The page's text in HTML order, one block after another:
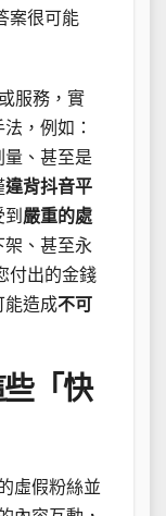
案很可能
服務，實
，例如：
、甚至是
違背抖音平
嚴重的處
架、甚至永
付出的金錢
能造成不可
「快
虛假粉絲並